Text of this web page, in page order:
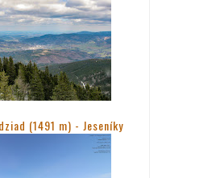
(1491 m) - Jeseníky